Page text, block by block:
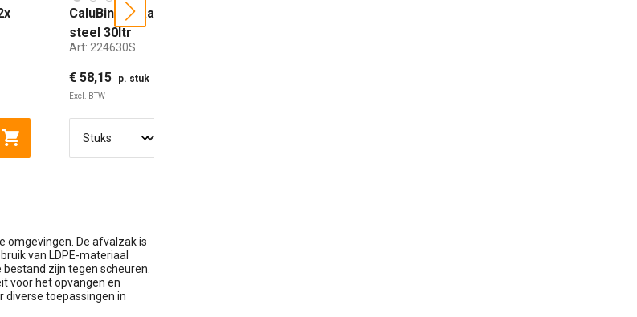
4X60 LITER
Toevoegen aan winkelwagen
CaluBin pedaalemmer satin
steel 30ltr
Art: 224630S
€ 58,15 p. stuk
Excl. BTW
next
omgevingen. De afvalzak is
van LDPE-materiaal
zijn tegen scheuren.
voor het opvangen en
diverse toepassingen in